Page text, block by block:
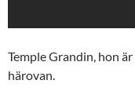
Temple Grandin, hon
härovan.